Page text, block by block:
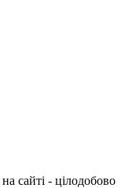
сайті - цілодобово